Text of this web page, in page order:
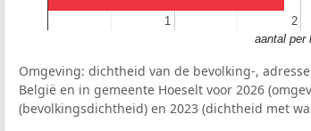
11 2
2
aantal per
Omgeving: dichtheid van de bevolking-,
België en in gemeente Hoeselt voor 2026
(bevolkingsdichtheid) en 2023 (dichtheid met